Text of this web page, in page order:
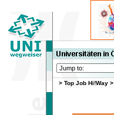
> Top Job Hi!Way >